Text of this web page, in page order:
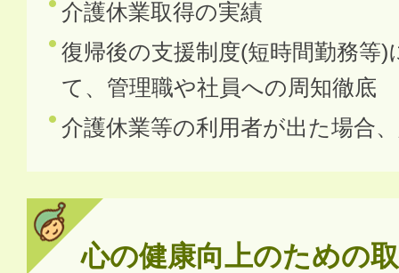
介護休業取得の実績
復帰後の支援制度(短時間勤務等)
て、管理職や社員への周知徹底
介護休業等の利用者が出た場合
心の健康向上のための